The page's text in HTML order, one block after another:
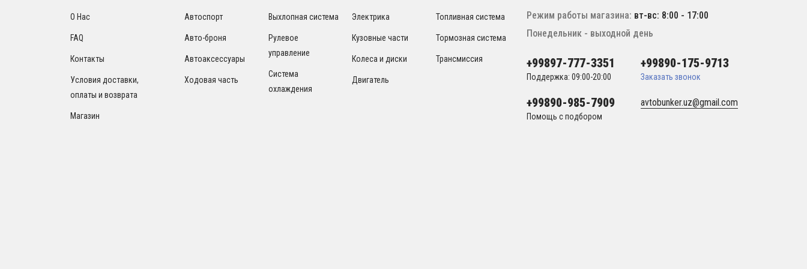
О Нас
FAQ
Контакты
Условия доставки,
оплаты и возврата
Магазин
Автоспорт
Авто-броня
Автоаксессуары
Ходовая часть
Выхлопная система
Рулевое
управление
Система
охлаждения
Электрика
Кузовные части
Колеса и диски
Двигатель
Топливная система
Тормозная система
Трансмиссия
Режим работы магазина: вт-вс: 8:00 - 17:00
Понедельник - выходной день
+99897-777-3351
Поддержка: 09:00-20:00
+99890-175-9713
Заказать звонок
+99890-985-7909
Помощь с подбором
avtobunker.uz@gmail.com